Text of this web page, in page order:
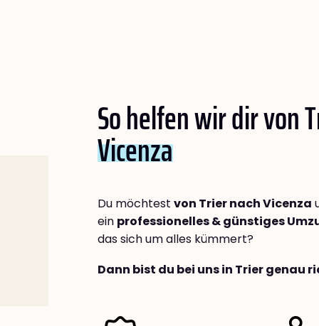
So helfen wir dir von
Vicenza
Du möchtest von Trier nach Vicenza
ein professionelles & günstiges
das sich um alles kümmert?
Dann bist du bei uns in Trier genau